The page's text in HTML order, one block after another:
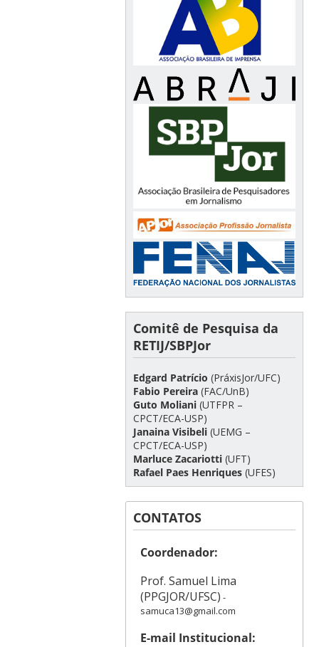
Comitê de Pesquisa da
RETIJ/SBPJor
Edgard Patrício (PráxisJor/UFC)
Fabio Pereira(FAC/UnB)
Guto Moliani(UTFPR –
CPCT/ECA-USP)
Janaina Visibeli(UEMG –
CPCT/ECA-USP)
Marluce Zacariotti(UFT)
Rafael Paes Henriques(UFES)
CONTATOS
Coordenador:
Prof. Samuel Lima
(PPGJOR/UFSC) -
samuca13@gmail.com
E-mail Institucional: